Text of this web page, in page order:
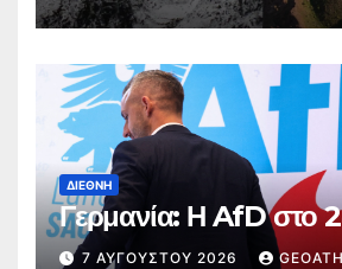
ΔΙΕΘΝΉ
Γερμανία: Η AfD στο
7 ΑΥΓΟΎΣΤΟΥ 2026